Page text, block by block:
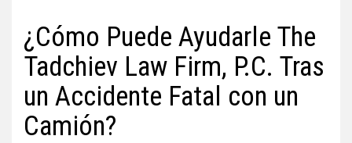
¿Cómo Puede Ayudarle The
Tadchiev Law Firm, P.C. Tras
un Accidente Fatal con un
Camión?